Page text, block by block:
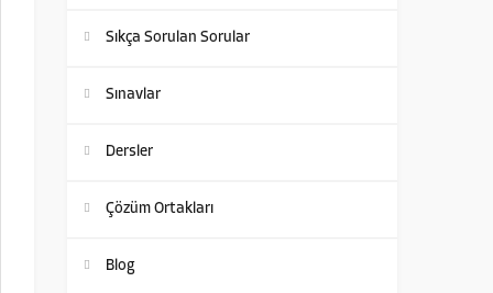
Sıkça Sorulan Sorular
Sınavlar
Dersler
Çözüm Ortakları
Blog